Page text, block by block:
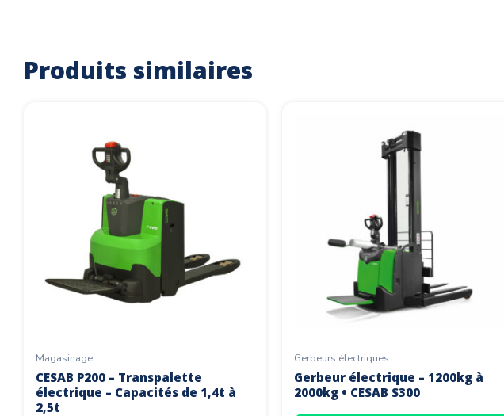
Produits similaires
Magasinage
CESAB P200 – Transpalette
électrique – Capacités de 1,4t à
2,5t
Gerbeurs électriques
Gerbeur électrique – 1200kg à
2000kg • CESAB S300